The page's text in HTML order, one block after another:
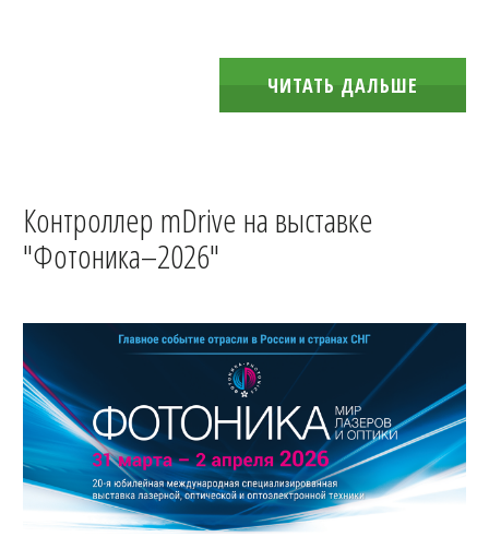
ЧИТАТЬ ДАЛЬШЕ
Контроллер mDrive на выставке
"Фотоника–2026"